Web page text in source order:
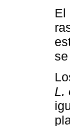
El
L.